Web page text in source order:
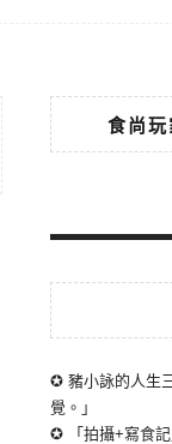
食尚
✪ 豬小詠的人生
覺。」
✪ 「拍攝+寫食